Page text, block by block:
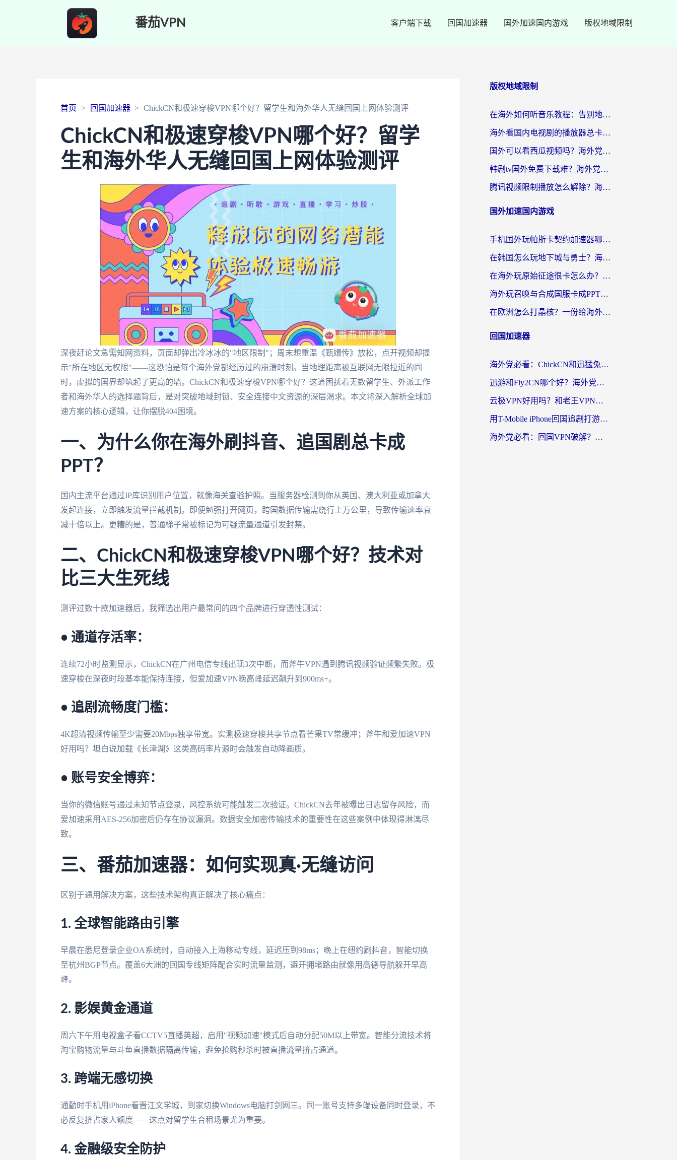
番茄VPN 客户端下载 回国加速器 国外加速国内游戏 版权地域限制
首页 回国加速器 ChickCN和极速穿梭VPN哪个好？留学生和海外华人无缝回国上网体验测评
ChickCN和极速穿梭VPN哪个好？留学
生和海外华人无缝回国上网体验测评
深夜赶论文急需知网资料，页面却弹出冷冰冰的"地区限制"；周末想重温《甄嬛传》放松，点开视频却提
示"所在地区无权限"——这恐怕是每个海外党都经历过的崩溃时刻。当地理距离被互联网无限拉近的同
时，虚拟的国界却筑起了更高的墙。ChickCN和极速穿梭VPN哪个好？这道困扰着无数留学生、外派工作
者和海外华人的选择题背后，是对突破地域封锁、安全连接中文资源的深层渴求。本文将深入解析全球加
速方案的核心逻辑，让你摆脱404困境。
一、为什么你在海外刷抖音、追国剧总卡成
PPT？
国内主流平台通过IP库识别用户位置，就像海关查验护照。当服务器检测到你从英国、澳大利亚或加拿大
发起连接，立即触发流量拦截机制。即便勉强打开网页，跨国数据传输需绕行上万公里，导致传输速率衰
减十倍以上。更糟的是，普通梯子常被标记为可疑流量通道引发封禁。
二、ChickCN和极速穿梭VPN哪个好？技术对
比三大生死线
测评过数十款加速器后，我筛选出用户最常问的四个品牌进行穿透性测试：
• 通道存活率：
连续72小时监测显示，ChickCN在广州电信专线出现3次中断，而斧牛VPN遇到腾讯视频验证频繁失败。极
速穿梭在深夜时段基本能保持连接，但爱加速VPN晚高峰延迟飙升到900ms+。
• 追剧流畅度门槛：
4K超清视频传输至少需要20Mbps独享带宽。实测极速穿梭共享节点看芒果TV常缓冲；斧牛和爱加速VPN
好用吗？坦白说加载《长津湖》这类高码率片源时会触发自动降画质。
• 账号安全博弈：
当你的微信账号通过未知节点登录，风控系统可能触发二次验证。ChickCN去年被曝出日志留存风险，而
爱加速采用AES-256加密后仍存在协议漏洞。数据安全加密传输技术的重要性在这些案例中体现得淋漓尽
致。
三、番茄加速器：如何实现真·无缝访问
区别于通用解决方案，这些技术架构真正解决了核心痛点：
1. 全球智能路由引擎
早晨在悉尼登录企业OA系统时，自动接入上海移动专线，延迟压到98ms；晚上在纽约刷抖音，智能切换
至杭州BGP节点。覆盖6大洲的回国专线矩阵配合实时流量监测，避开拥堵路由就像用高德导航躲开早高
峰。
2. 影娱黄金通道
周六下午用电视盒子看CCTV5直播英超，启用"视频加速"模式后自动分配50M以上带宽。智能分流技术将
淘宝购物流量与斗鱼直播数据隔离传输，避免抢购秒杀时被直播流量挤占通道。
3. 跨端无感切换
通勤时手机用iPhone看晋江文学城，到家切换Windows电脑打剑网三。同一账号支持多端设备同时登录，不
必反复挤占家人额度——这点对留学生合租场景尤为重要。
4. 金融级安全防护
版权地域限制
在海外如何听音乐教程：告别地域限制，随时听见国内的声音
海外看国内电视剧的播放器总卡顿？选对回国加速器才是关键
国外可以看西瓜视频吗？海外党追剧看片的终极解决方案
韩剧tv国外免费下载难？海外党看国内剧的加速器选择指南（附实用技巧）
腾讯视频限制播放怎么解除？海外党亲测有效的回国加速指南
国外加速国内游戏
手机国外玩帕斯卡契约加速器哪个好用？海外党国服游戏之路的救星
在韩国怎么玩地下城与勇士？海外党必看的国服游戏加速全攻略
在海外玩原始征途很卡怎么办？一份给游子的终极指南
海外玩召唤与合成国服卡成PPT？这篇解决办法让你丝滑操作
在欧洲怎么打晶核？一份给海外游子的网络加速生存指南
回国加速器
海外党必看：ChickCN和迅猛兔好用吗？3招教你选对回国加速器
迅游和Fly2CN哪个好？海外党回国加速器真实测评与选择心法
云极VPN好用吗？和老王VPN对比哪个回国效果更好？海外党必看的真实体验指南
用T-Mobile iPhone回国追剧打游戏，我差点把手机砸了
海外党必看：回国VPN破解？别踩坑！3步选对加速器无缝刷国内资源